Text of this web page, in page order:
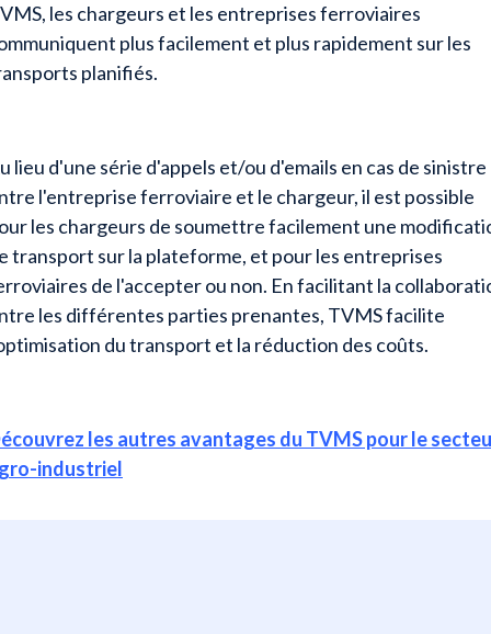
les chargeurs et les entreprises ferroviaires
plus facilement et plus rapidement sur les
planifiés.
lieu d'une série d'appels et/ou d'emails en cas de sinistre
l'entreprise ferroviaire et le chargeur, il est possible
les chargeurs de soumettre facilement une
transport sur la plateforme, et pour les entreprises
de l'accepter ou non. En facilitant la
les différentes parties prenantes, TVMS facilite
du transport et la réduction des coûts.
les autres avantages du TVMS pour le
industriel